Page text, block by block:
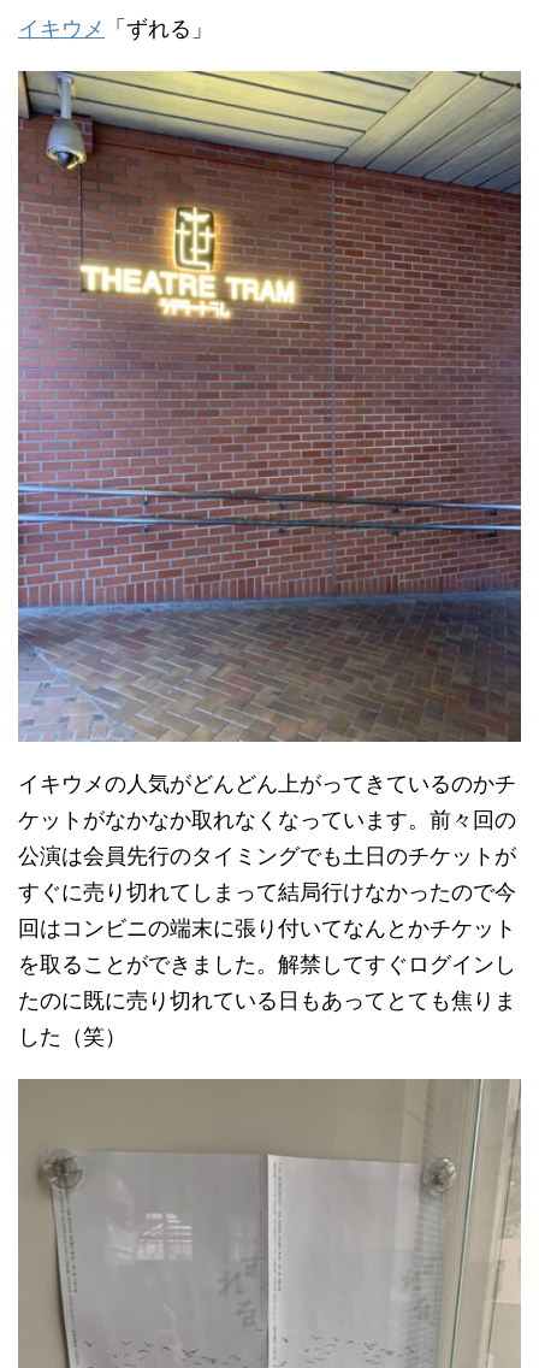
イキウメ 「ずれる」
イキウメの人気がどんどん上がってきているのかチ
ケットがなかなか取れなくなっています。前々回の
公演は会員先行のタイミングでも土日のチケットが
すぐに売り切れてしまって結局行けなかったので今
回はコンビニの端末に張り付いてなんとかチケット
を取ることができました。解禁してすぐログインし
たのに既に売り切れている日もあってとても焦りま
した（笑）